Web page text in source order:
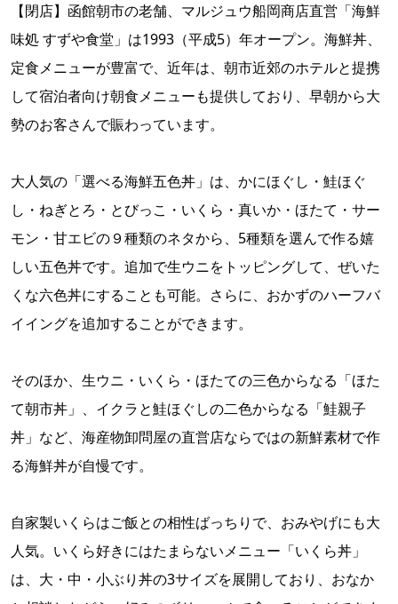
【閉店】函館朝市の老舗、マルジュウ船岡商店直営「海鮮
味処 すずや食堂」は1993（平成5）年オープン。海鮮丼、
定食メニューが豊富で、近年は、朝市近郊のホテルと提携
して宿泊者向け朝食メニューも提供しており、早朝から大
勢のお客さんで賑わっています。
大人気の「選べる海鮮五色丼」は、かにほぐし・鮭ほぐ
し・ねぎとろ・とびっこ・いくら・真いか・ほたて・サー
モン・甘エビの９種類のネタから、5種類を選んで作る嬉
しい五色丼です。追加で生ウニをトッピングして、ぜいた
くな六色丼にすることも可能。さらに、おかずのハーフバ
イイングを追加することができます。
そのほか、生ウニ・いくら・ほたての三色からなる「ほた
て朝市丼」、イクラと鮭ほぐしの二色からなる「鮭親子
丼」など、海産物卸問屋の直営店ならではの新鮮素材で作
る海鮮丼が自慢です。
自家製いくらはご飯との相性ばっちりで、おみやげにも大
人気。いくら好きにはたまらないメニュー「いくら丼」
は、大・中・小ぶり丼の3サイズを展開しており、おなか